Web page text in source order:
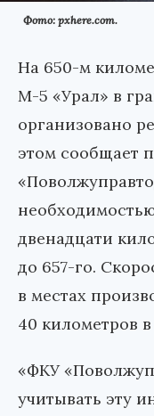
Фото: pxhere.com.
На 650-м
М-5 «Урал» в
организовано
этом сообщает
двенадцати
до 657-го.
в местах
40 километров в
«ФКУ
учитывать эту